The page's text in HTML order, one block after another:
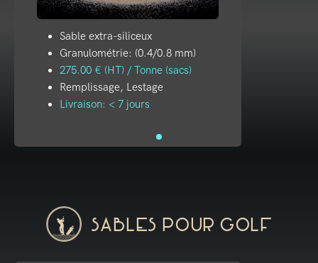
Sable extra-siliceux
Granulométrie: (0.4/0.8 mm)
275.00 € (HT) / Tonne (sacs)
Remplissage, Lestage
Livraison: < 7 jours
Sables pour golf